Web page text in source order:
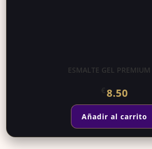
ESMALTE GEL
8.50
Añadir al carrito